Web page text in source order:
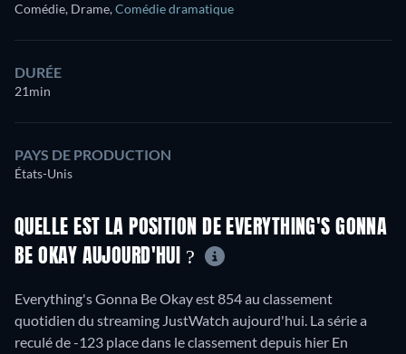
Comédie, Drame,Comédie dramatique
DURÉE
21min
PAYS DE PRODUCTION
États-Unis
QUELLE EST LA POSITION DE EVERYTHING'S GONNA
BE OKAY AUJOURD'HUI ?
Everything's Gonna Be Okay est 854 au classement
quotidien du streaming JustWatch aujourd'hui. La série a
reculé de -123 place dans le classement depuis hier En